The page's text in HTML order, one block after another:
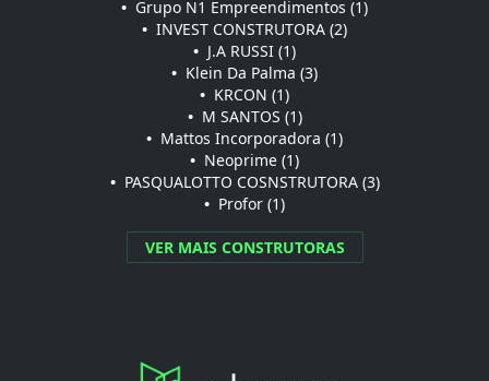
• Grupo N1 Empreendimentos (1)
• INVEST CONSTRUTORA (2)
• J.A RUSSI (1)
• Klein Da Palma (3)
• KRCON (1)
• M SANTOS (1)
• Mattos Incorporadora (1)
• Neoprime (1)
• PASQUALOTTO COSNSTRUTORA (3)
• Profor (1)
VER MAIS CONSTRUTORAS